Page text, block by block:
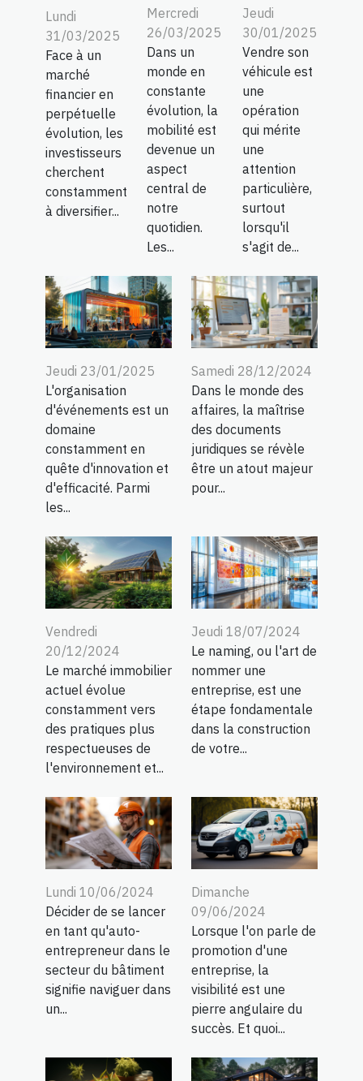
Lundi
31/03/2025
Face à un
marché
financier en
perpétuelle
évolution, les
investisseurs
cherchent
constamment
à diversifier...
Mercredi
26/03/2025
Dans un
monde en
constante
évolution, la
mobilité est
devenue un
aspect
central de
notre
quotidien.
Les...
Jeudi
30/01/2025
Vendre son
véhicule est
une
opération
qui mérite
une
attention
particulière,
surtout
lorsqu'il
s'agit de...
Jeudi 23/01/2025
L'organisation
d'événements est un
domaine
constamment en
quête d'innovation et
d'efficacité. Parmi
les...
Samedi 28/12/2024
Dans le monde des
affaires, la maîtrise
des documents
juridiques se révèle
être un atout majeur
pour...
Vendredi
20/12/2024
Le marché immobilier
actuel évolue
constamment vers
des pratiques plus
respectueuses de
l'environnement et...
Jeudi 18/07/2024
Le naming, ou l'art de
nommer une
entreprise, est une
étape fondamentale
dans la construction
de votre...
Lundi 10/06/2024
Décider de se lancer
en tant qu'auto-
entrepreneur dans le
secteur du bâtiment
signifie naviguer dans
un...
Dimanche
09/06/2024
Lorsque l'on parle de
promotion d'une
entreprise, la
visibilité est une
pierre angulaire du
succès. Et quoi...